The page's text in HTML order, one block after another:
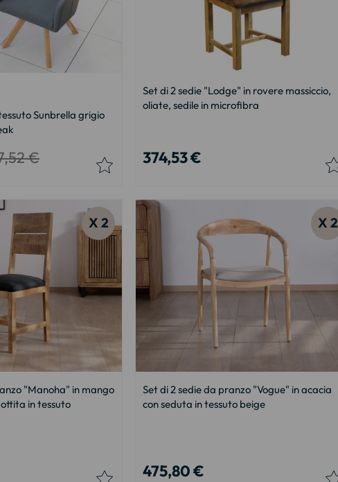
Sunbrella grigio
€
Set di 2 sedie "Lodge" in rovere massiccio,
oliate, sedile in microfibra
374,53 €
X 2
"Manoha" in mango
in tessuto
X 2
Set di 2 sedie da pranzo "Vogue" in acacia
con seduta in tessuto beige
475,80 €